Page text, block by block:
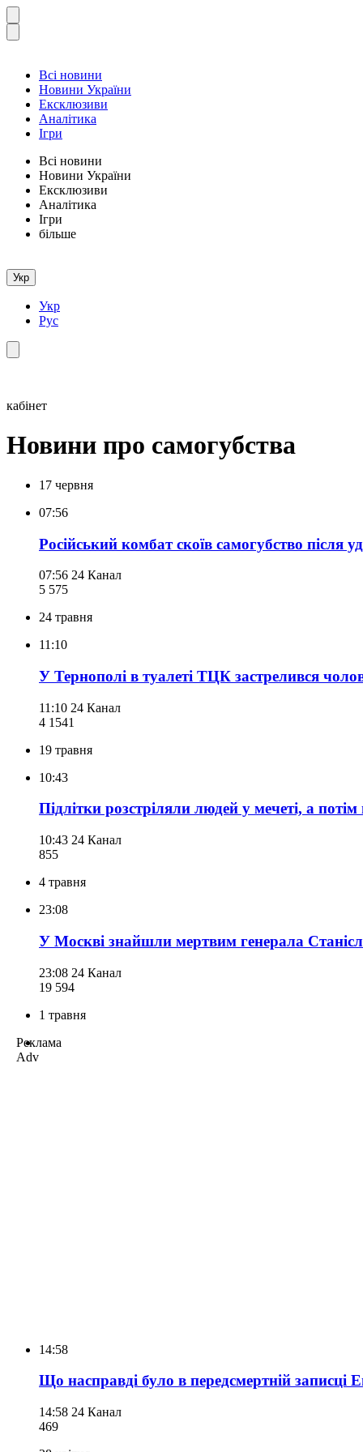
Всі новини
Новини України
Ексклюзиви
Аналітика
Ігри
Всі новини
Новини України
Ексклюзиви
Аналітика
Ігри
більше
Укр
Укр
Рус
кабінет
Новини про самогубства
17 червня
07:56
Російський комбат скоїв самогубство
07:56 24 Канал
5 575
24 травня
11:10
У Тернополі в туалеті ТЦК застрелився
11:10 24 Канал
4 1541
19 травня
10:43
Підлітки розстріляли людей у мечеті, а
10:43 24 Канал
855
4 травня
23:08
У Москві знайшли мертвим генерала
23:08 24 Канал
19 594
1 травня
Реклама
Adv
14:58
Що насправді було в передсмертній записці
14:58 24 Канал
469